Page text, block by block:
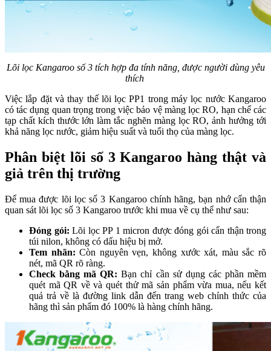
Lõi lọc Kangaroo số 3 tích hợp đa tính năng, được người dùng yêu
thích
Việc lắp đặt và thay thế lõi lọc PP1 trong máy lọc nước Kangaroo
có tác dụng quan trọng trong việc bảo vệ màng lọc RO, hạn chế các
tạp chất kích thước lớn làm tắc nghẽn màng lọc RO, ảnh hưởng tới
khả năng lọc nước, giảm hiệu suất và tuổi thọ của màng lọc.
Phân biệt lõi số 3 Kangaroo hàng thật và
giả trên thị trường
Để mua được lõi lọc số 3 Kangaroo chính hãng, bạn nhớ cẩn thận
quan sát lõi lọc số 3 Kangaroo trước khi mua về cụ thể như sau:
Đóng gói: Lõi lọc PP 1 micron được đóng gói cẩn thận trong
túi nilon, không có dấu hiệu bị mở.
Tem nhãn: Còn nguyên vẹn, không xước xát, màu sắc rõ
nét, mã QR rõ ràng.
Check bằng mã QR: Bạn chỉ cần sử dụng các phần mềm
quét mã QR về và quét thử mã sản phẩm vừa mua, nếu kết
quả trả về là đường link dẫn đến trang web chính thức của
hãng thì sản phẩm đó 100% là hàng chính hãng.